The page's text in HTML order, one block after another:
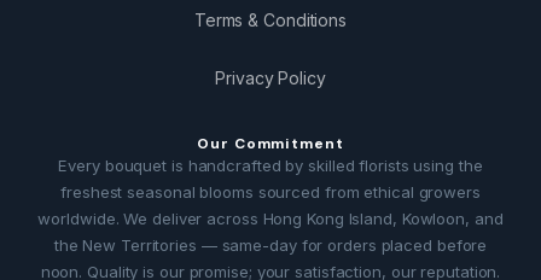
Terms & Conditions
Privacy Policy
Our Commitment
Every bouquet is handcrafted by skilled florists using the
freshest seasonal blooms sourced from ethical growers
worldwide. We deliver across Hong Kong Island, Kowloon, and
the New Territories — same-day for orders placed before
noon. Quality is our promise; your satisfaction, our reputation.